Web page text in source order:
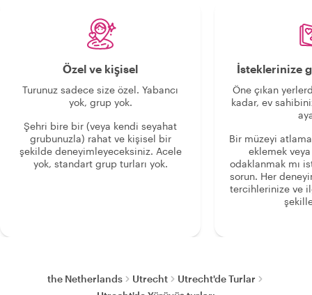
Özel ve kişisel
Turunuz sadece size özel. Yabancı
yok, grup yok.
Şehri bire bir (veya kendi seyahat
grubunuzla) rahat ve kişisel bir
şekilde deneyimleyeceksiniz. Acele
yok, standart grup turları yok.
İsteklerinize
Öne çıkan
kadar, ev
Bir müzeyi
eklemek
odaklanmak mı
sorun. Her
tercihlerinize ve
the Netherlands Utrecht
Utrecht'de Turlar